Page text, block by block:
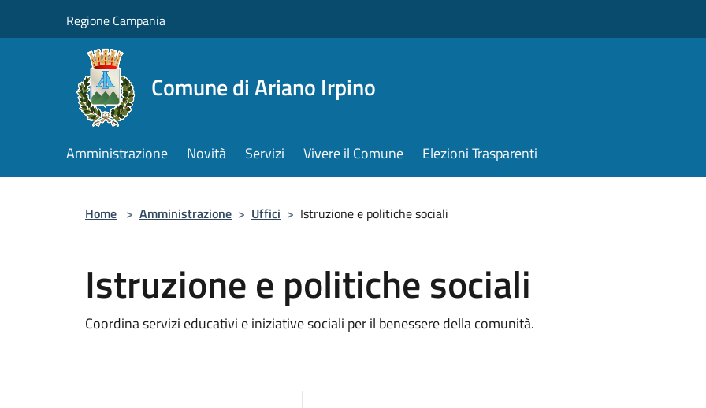
Regione Campania
Comune di Ariano Irpino
Amministrazione Novità Servizi Vivere il Comune Elezioni Trasparenti
Home > Amministrazione > Uffici > Istruzione e politiche sociali
Istruzione e politiche sociali
Coordina servizi educativi e iniziative sociali per il benessere della comunità.